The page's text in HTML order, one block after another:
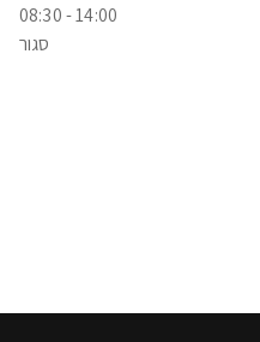
14:00 - 08:30
סגור